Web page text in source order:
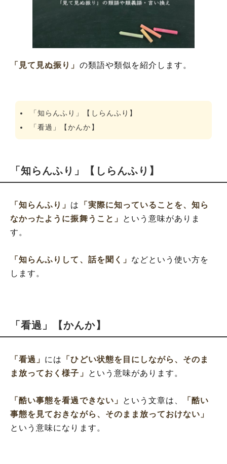
「見て見ぬ振り」 の類語や類似を紹介します。
「知らんふり」【しらんふり】
「看過」【かんか】
「知らんふり」【しらんふり】
「知らんふり」 は
「実際に知っていることを、知ら
なかったように振舞うこと」
という意味がありま
す。
「知らんふりして、話を聞く」 などという使い方を
します。
「看過」【かんか】
「看過」 には
「ひどい状態を目にしながら、そのま
ま放っておく様子」
という意味があります。
「酷い事態を看過できない」 という文章は、
「酷い
事態を見ておきながら、そのまま放っておけない」
という意味になります。